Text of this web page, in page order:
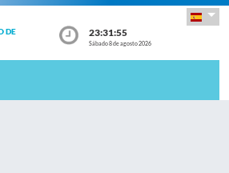
DE
23:31:55
Sábado 8 de agosto 2026